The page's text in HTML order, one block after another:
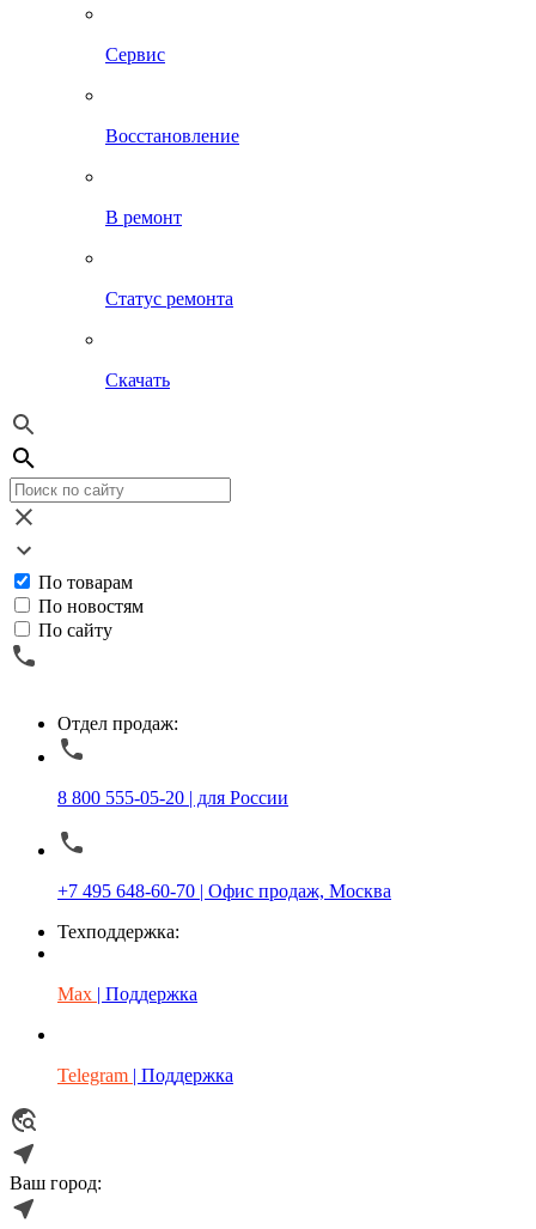
Сервис
Восстановление
В ремонт
Статус ремонта
Скачать
По товарам
По новостям
По сайту
Отдел продаж:
8 800 555-05-20 | для России
+7 495 648-60-70 | Офис продаж, Москва
Техподдержка:
Max | Поддержка
Telegram | Поддержка
Ваш город: